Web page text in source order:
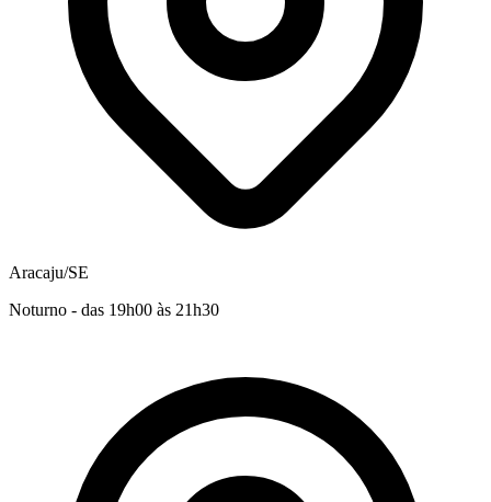
Aracaju/SE
Noturno - das 19h00 às 21h30